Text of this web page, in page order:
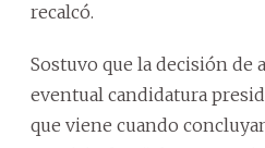
recalcó.
Sostuvo que la decisión de
eventual candidatura
que viene cuando